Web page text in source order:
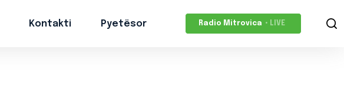
Kontakti Pyetësor Radio Mitrovica • LIVE